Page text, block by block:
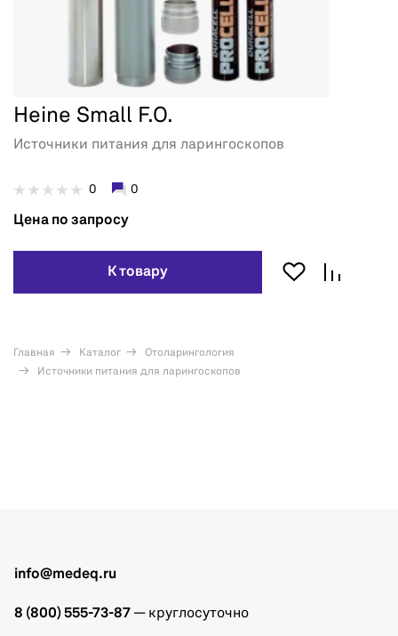
Heine Small F.O.
Источники питания для ларингоскопов
0 0
Цена по запросу
К товару
Главная Каталог
Отоларингология
Источники питания для ларингоскопов
info@medeq.ru
8 (800) 555-73-87 — круглосуточно